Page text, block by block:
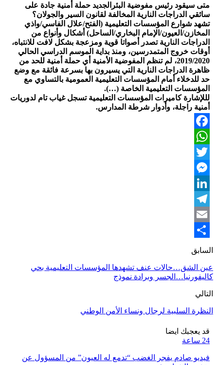
متى سيقود رئيس مفوضية البئرالجديد حملة أمنية جادة على
سائقي الدراجات النارية المخالفة لقانون السير والجولان؟
تشهد شوارع المؤسسات التعليمية (الفتح/علال الفاسي/واذي
المخازن/العيون/الإمام البخاري/الساحل) أشكال وأنواع من
الدراجات النارية تصدر أصواتا قوية ومزعجة بشكل لافت للانتباه،
أوقات خروج المتمدرسين، ومنذ بداية الموسم الدراسي الحالي
2019/2020، لم تنظم المفوضية الأمنية أي حملة أمنية للحد من
ظاهرة الدراجات النارية التي يسيرون بها بسرعة فائقة مع وضع
حد للدخلاء أمام المؤسسات التعليمية العمومية بالتساوي مع
المؤسسات التعليمية الخاصة (…).
لللإشارة كاميرات المؤسسات التعليمية تسجل غياب تام لدوريات
أمنية راجلة، وأدوار شرطة المدارس.
Facebook
WhatsApp
Twitter
Messenger
LinkedIn
Telegram
Email
Share
السابق
عين الشق…حالات عنف تشهدها المؤسسات التعليمية بحي
كاليفورنيا…الجسر وبرادة نموذج
التالي
النظرة السلبية لرجال ونساء الأمن الوطني
قد يعجبك ايضا
24 ساعة
فيديو صادم يفجر الغضب “تدمع له العيون” من المسؤول عن